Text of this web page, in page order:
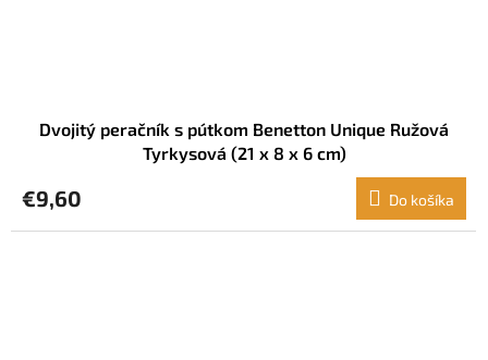
Dvojitý peračník s pútkom Benetton Unique Ružová
Tyrkysová (21 x 8 x 6 cm)
€9,60 Do košíka